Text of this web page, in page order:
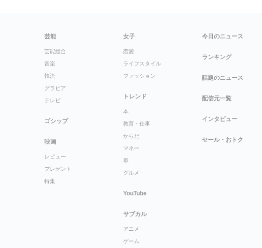
芸能
芸能総合
音楽
韓流
グラビア
テレビ
ゴシップ
映画
レビュー
プレゼント
特集
女子
恋愛
ライフスタイル
ファッション
トレンド
本
教育・仕事
からだ
マネー
車
グルメ
YouTube
サブカル
アニメ
ゲーム
今日のニュース
ランキング
話題のニュース
配信元一覧
インタビュー
セール・おトク